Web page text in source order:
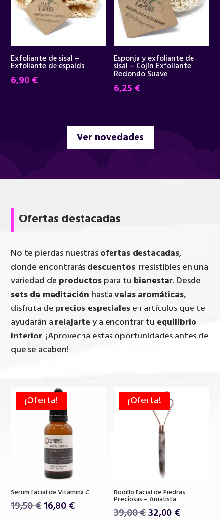
Exfoliante de sisal –
Exfoliante de espalda
6,90€
Esponja y exfoliante de
sisal – Cojín Exfoliante
Redondo Suave
6,25 €
Ver novedades
Ofertas destacadas
No te pierdas nuestrasofertas destacadas,
donde encontrarásdescuentosirresistibles en una
variedad de productospara tu bienestar. Desde
sets de meditación hastavelas aromáticas,
disfruta de precios especialesen artículos que te
ayudarán a relajartey a encontrar tu equilibrio
interior. ¡Aprovecha estas oportunidades antes de
que se acaben!
¡Oferta!
Serum facial de Vitamina C
19,50€El
16,80€El
¡Oferta!
Rodillo Facial de Piedras
Preciosas – Amatista
39,00€El
32,00€El